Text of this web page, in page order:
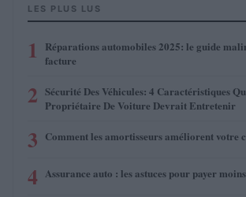
LES PLUS LUS
1
Réparations automobiles 2025: le guide
facture
2 Sécurité Des Véhicules: 4 Caractéristiques
Propriétaire De Voiture Devrait Entretenir
3 Comment les amortisseurs améliorent votre
4 Assurance auto : les astuces pour payer